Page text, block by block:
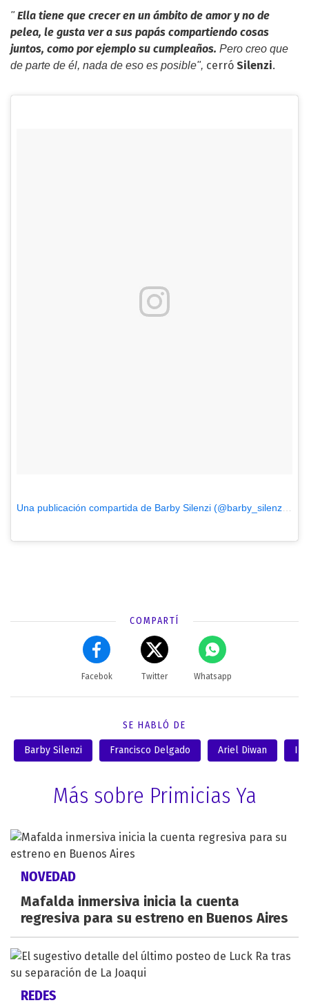
"Ella tiene que crecer en un ámbito de amor y no de
pelea, le gusta ver a sus papás compartiendo cosas
juntos, como por ejemplo su cumpleaños. Pero creo que
de parte de él, nada de eso es posible", cerró Silenzi.
Una publicación compartida de Barby Silenzi (@barby_silenzi)el
COMPARTÍ
Facebok Twitter Whatsapp
SE HABLÓ DE
Barby Silenzi Francisco Delgado Ariel Diwan
Más sobre Primicias Ya
NOVEDAD
Mafalda inmersiva inicia la cuenta
regresiva para su estreno en Buenos Aires
REDES